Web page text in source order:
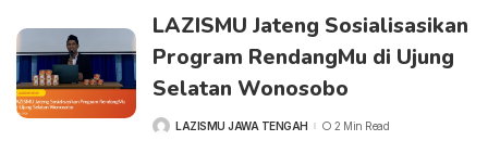
LAZISMU Jateng Sosialisasikan
Program RendangMu di Ujung
Selatan Wonosobo
LAZISMU JAWA TENGAH 2 Min Read